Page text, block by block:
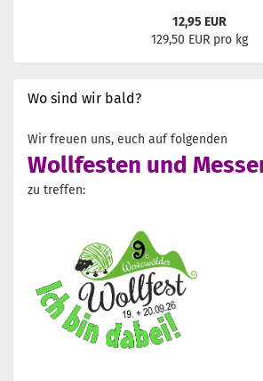
12,95 EUR
129,50 EUR pro kg
Wo sind wir bald?
Wir freuen uns, euch auf folgenden
Wollfesten und
zu treffen: